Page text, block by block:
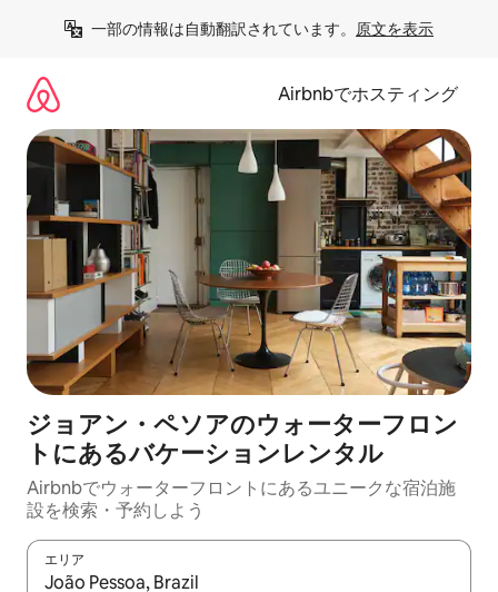
一部の情報は自動翻訳されています。 原文を表示
Airbnbでホスティング
ジョアン・ペソアのウォーターフロン
トにあるバケーションレンタル
Airbnbでウォーターフロントにあるユニークな宿泊施
設を検索・予約しよう
エリア
検索結果が表示されたら、上下の矢印キーを使って移動するか